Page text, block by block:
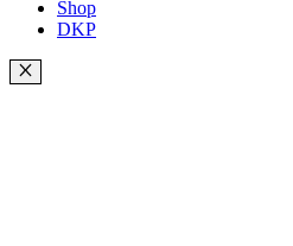
Shop
DKP
Schließen